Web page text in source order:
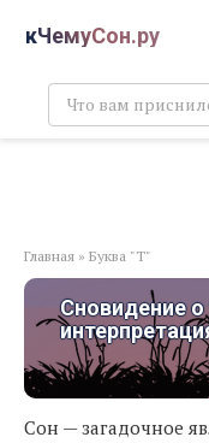
кЧемуСон.ру
Поиск:
Главная » Буква "Т"
Сновидение о
Сон — загадочное